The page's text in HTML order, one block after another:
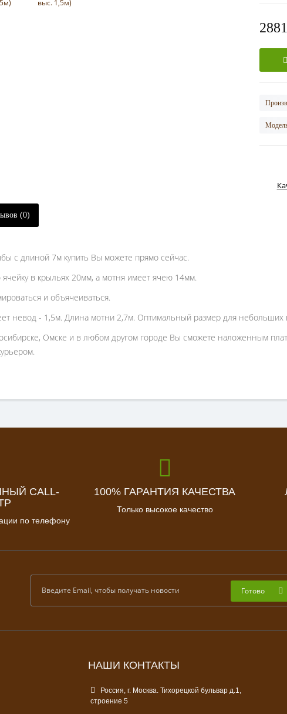
(0)
с длиной 7м купить Вы можете прямо сейчас.
в крыльях 20мм, а мотня имеет ячею 14мм.
и объячеиваться.
невод - 1,5м. Длина мотни 2,7м. Оптимальный размер для
Омске и в любом другом городе Вы сможете наложенным
CALL-
по телефону
100% ГАРАНТИЯ КАЧЕСТВА
Только высокое качество
Готово
НАШИ КОНТАКТЫ
Россия, г. Москва. Тихорецкой бульвар д.1,
строение 5